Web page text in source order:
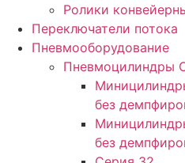
Ролики
Переключатели потока
Пневмооборудование
Пневмоцилиндры
без
без